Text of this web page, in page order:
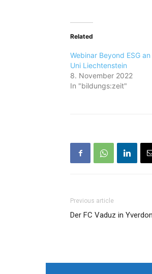
Related
Webinar Beyond ESG
Uni Liechtenstein
8. November 2022
In "bildungs:zeit"
Previous article
Der FC Vaduz in